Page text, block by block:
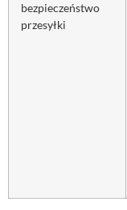
bezpieczeństwo
przesyłki